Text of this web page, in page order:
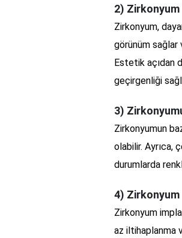
2)
Zirkonyum,
görünüm sağlar
Estetik açıdan
geçirgenliği
3)
Zirkonyumun
olabilir. Ayrıca,
durumlarda
4)
Zirkonyum
az iltihaplanma